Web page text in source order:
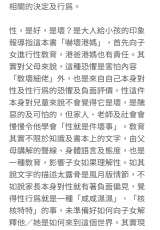
相關的決定及行為。
性，是好，是壞？是大人給小孩的印象
報導指這本書「嚇壞港媽」，首先向子
女進行性教育，港爸港媽也有責任。其
實對父母來說，這種恐懼是害怕內容
「教壞細佬」外，也是來自自己本身對
性及性行為的恐懼及負面評價。性這件
本身對兒童來說不會覺得它是壞，是醜
惡的及可怕的，但家人、老師及社會會
慢慢令他學會「性就是件壞事」。教育
其實不限於知識及書本上的文字，由父
母講解的聲線、身體語言及態度，也是
一種教育，影響子女如果理解性。如其
說文字的描述太露骨是風月版情節，不
如說家長本身對性就有著負面偏見，覺
得性行為就是一種「咸咸濕濕」、「核
核特特」的事，未準備好如何向子女解
釋他／她是如何來到這個世界。其實現